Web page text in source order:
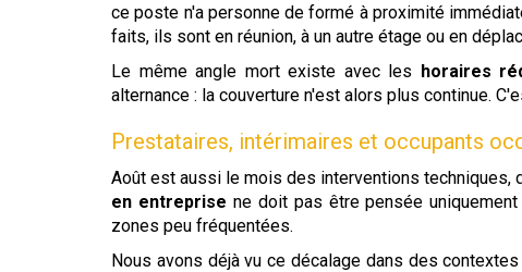
ce poste n'a personne de formé à proximité
faits, ils sont en réunion, à un autre étage ou en
Le même angle mort existe avec les horaires
alternance : la couverture n'est alors plus continue.
Prestataires, intérimaires et occupants
Août est aussi le mois des interventions techniques,
en entreprise ne doit pas être pensée
zones peu fréquentées.
Nous avons déjà vu ce décalage dans des